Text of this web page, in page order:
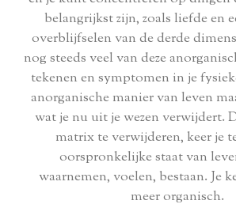
belangrijkst zijn, zoals liefde en
overblijfselen van de derde
nog steeds veel van deze
tekenen en symptomen in je
anorganische manier van leven
wat je nu uit je wezen verwijdert.
matrix te verwijderen, keer je
oorspronkelijke staat van
waarnemen, voelen, bestaan. Je
meer organisch.